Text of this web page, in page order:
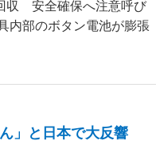
収 安全確保へ注意呼び
内部のボタン電池が膨張
」と日本で大反響